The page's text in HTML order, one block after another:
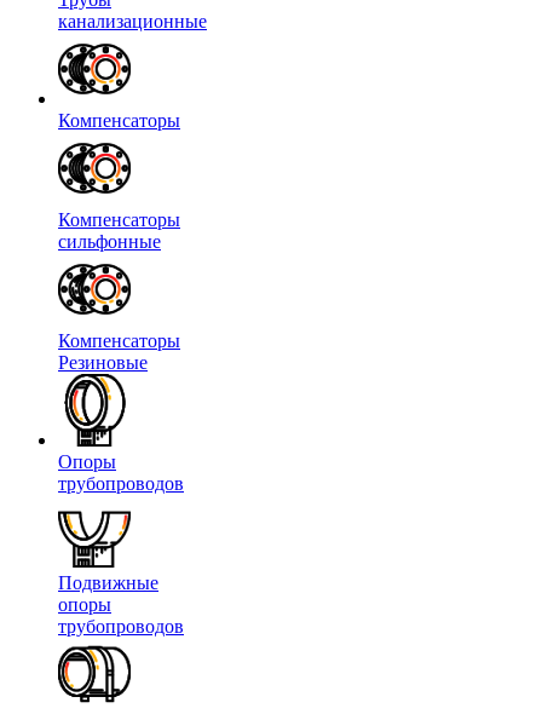
канализационные
Компенсаторы
Компенсаторы
сильфонные
Компенсаторы
Резиновые
Опоры
трубопроводов
Подвижные
опоры
трубопроводов